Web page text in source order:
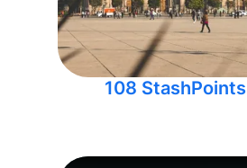
108 StashPoints